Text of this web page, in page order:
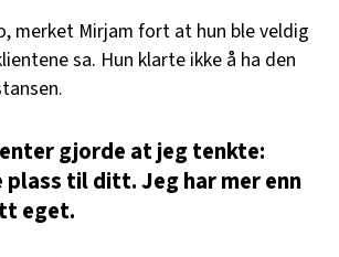
merket Mirjam fort at hun ble veldig
sa. Hun klarte ikke å ha den
gjorde at jeg tenkte:
plass til ditt. Jeg har mer enn
eget.